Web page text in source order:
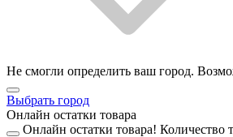
Не смогли определить ваш город.
Выбрать город
Онлайн остатки товара
Онлайн остатки товара! Количество